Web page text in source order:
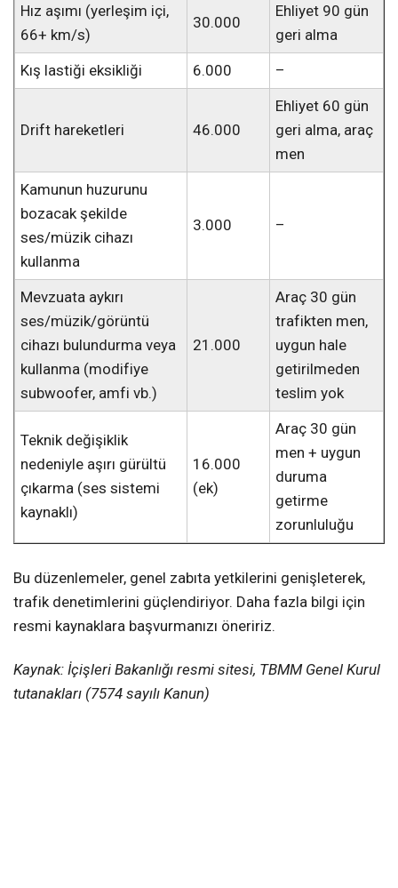
Hız aşımı (yerleşim içi,
66+ km/s)
30.000
Ehliyet 90 gün
geri alma
Kış lastiği eksikliği
6.000 –
Drift hareketleri 46.000
Ehliyet 60 gün
geri alma, araç
men
Kamunun huzurunu
bozacak şekilde
ses/müzik cihazı
kullanma
3.000 –
Mevzuata aykırı
ses/müzik/görüntü
cihazı bulundurma veya
kullanma (modifiye
subwoofer, amfi vb.)
21.000
Araç 30 gün
trafikten men,
uygun hale
getirilmeden
teslim yok
Teknik değişiklik
nedeniyle aşırı gürültü
çıkarma (ses sistemi
kaynaklı)
16.000
(ek)
Araç 30 gün
men + uygun
duruma
getirme
zorunluluğu
Bu düzenlemeler, genel zabıta yetkilerini genişleterek,
trafik denetimlerini güçlendiriyor. Daha fazla bilgi için
resmi kaynaklara başvurmanızı öneririz.
Kaynak: İçişleri Bakanlığı resmi sitesi, TBMM Genel Kurul
tutanakları (7574 sayılı Kanun)